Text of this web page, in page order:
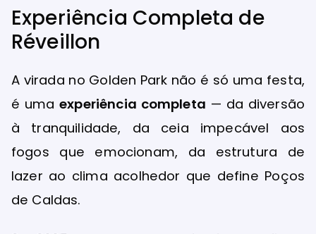
Experiência Completa de
Réveillon
A virada no Golden Park não é só uma festa,
é umaexperiência completa — da diversão
à tranquilidade, da ceia impecável aos
fogos que emocionam, da estrutura de
lazer ao clima acolhedor que define Poços
de Caldas.